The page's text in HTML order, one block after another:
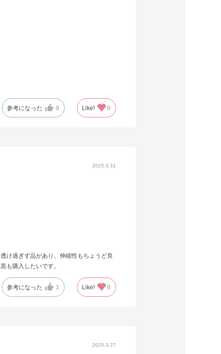
参考になった 0 Like! 0
2025.3.31
け過ぎず品があり、伸縮性もちょうど良
も購入したいです。
参考になった 1 Like! 0
2025.3.27